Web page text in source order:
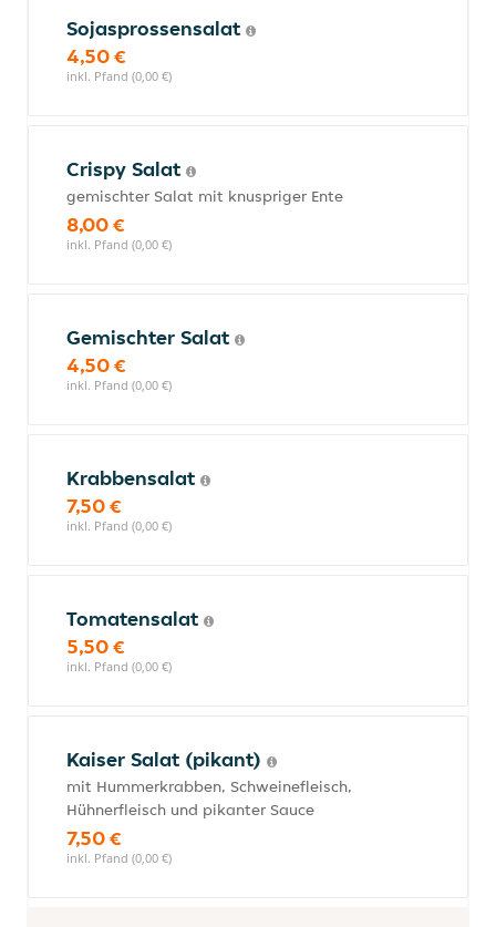
Sojasprossensalat
4,50 €
inkl. Pfand (0,00 €)
Crispy Salat
gemischter Salat mit knuspriger Ente
8,00 €
inkl. Pfand (0,00 €)
Gemischter Salat
4,50 €
inkl. Pfand (0,00 €)
Krabbensalat
7,50 €
inkl. Pfand (0,00 €)
Tomatensalat
5,50 €
inkl. Pfand (0,00 €)
Kaiser Salat (pikant)
mit Hummerkrabben, Schweinefleisch,
Hühnerfleisch und pikanter Sauce
7,50 €
inkl. Pfand (0,00 €)